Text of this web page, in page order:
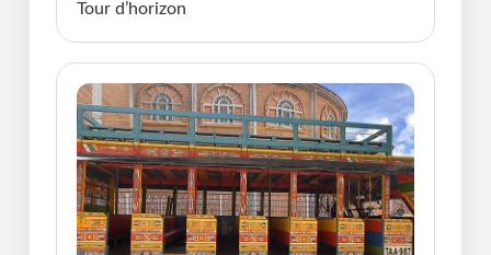
Tour d’horizon